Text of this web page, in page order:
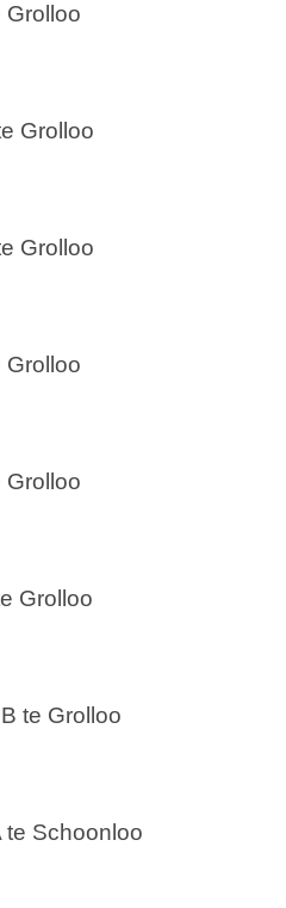
Grolloo
Grolloo
Grolloo
Grolloo
Grolloo
Grolloo
te Grolloo
te Schoonloo